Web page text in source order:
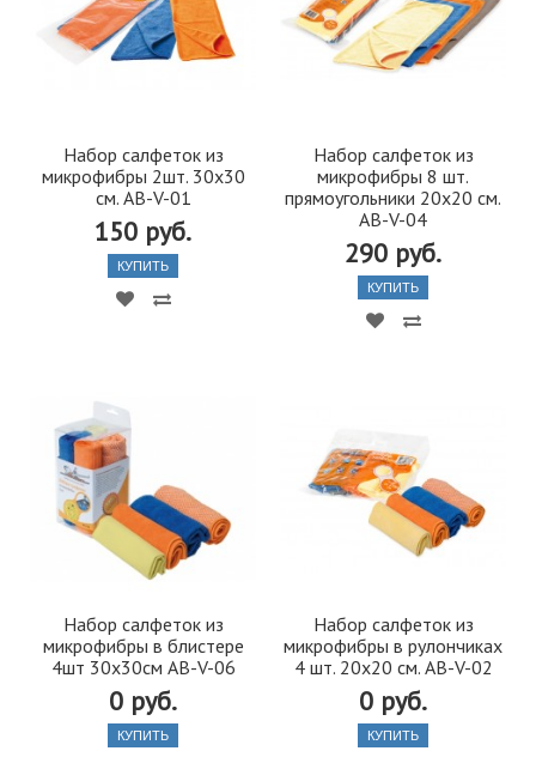
Набор салфеток из
микрофибры 2шт. 30х30
см. AB-V-01
150 руб.
КУПИТЬ
Набор салфеток из
микрофибры 8 шт.
прямоугольники 20х20 см.
AB-V-04
290 руб.
КУПИТЬ
Набор салфеток из
микрофибры в блистере
4шт 30х30см AB-V-06
0 руб.
КУПИТЬ
Набор салфеток из
микрофибры в рулончиках
4 шт. 20х20 см. AB-V-02
0 руб.
КУПИТЬ